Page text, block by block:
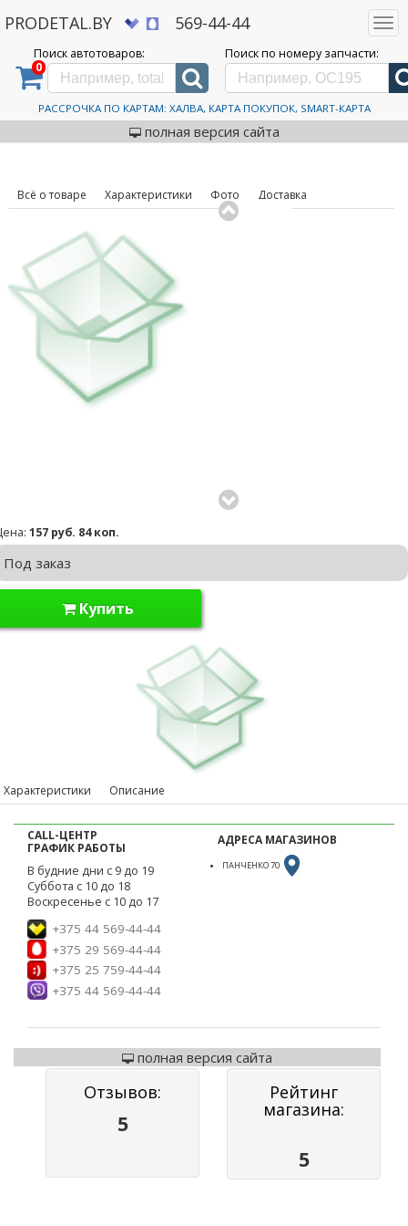
PRODETAL.BY 569-44-44
Поиск автотоваров:
0
Поиск по номеру запчасти:
РАССРОЧКА ПО КАРТАМ: ХАЛВА, КАРТА ПОКУПОК, SMART-КАРТА
полная версия сайта
Дискаунтер автозапчастей PRODETAL.BY > Каталог автотоваров > Шины > Mirage > MR-
W962 185/65R14 86T
Автошины Mirage MR-
W962 185/65R14 86T
код товара: 631598
Всё о товаре Характеристики Фото Доставка
157 руб. 84 коп.
Под заказ
Купить
Характеристики Описание
CALL-ЦЕНТР
ГРАФИК РАБОТЫ
В будние дни с 9 до 19
Суббота с 10 до 18
Воскресенье с 10 до 17
+375 44 569-44-44
+375 29 569-44-44
+375 25 759-44-44
+375 44 569-44-44
АДРЕСА МАГАЗИНОВ
ПАНЧЕНКО 70
полная версия сайта
Отзывов:
5
Рейтинг
магазина:
5